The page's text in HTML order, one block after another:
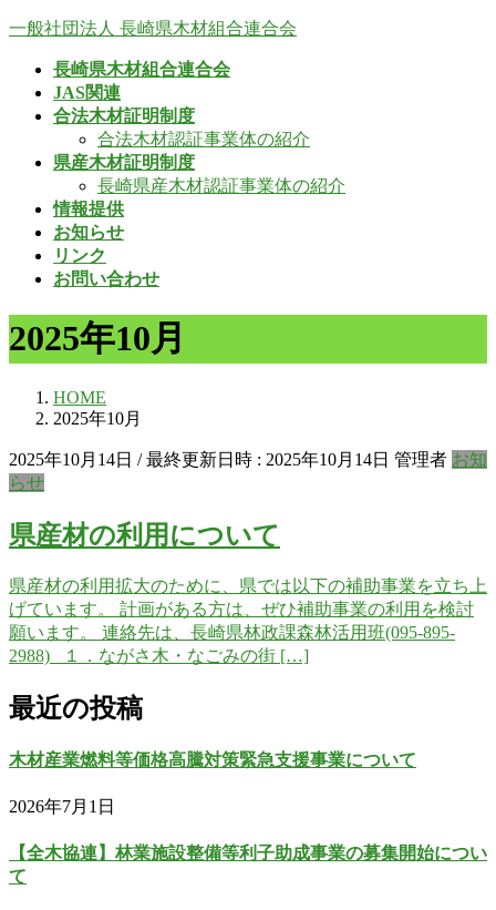
コ
ナ
一般社団法人 長崎県木材組合連合会
長崎県木材組合連合会
JAS関連
合法木材証明制度
合法木材認証事業体の紹介
県産木材証明制度
長崎県産木材認証事業体の紹介
情報提供
お知らせ
リンク
お問い合わせ
2025年10月
HOME
2025年10月
2025年10月14日 / 最終更新日時 : 2025年10月14日 管理者 お知
らせ
県産材の利用について
県産材の利用拡大のために、県では以下の補助事業を立ち上
げています。 計画がある方は、ぜひ補助事業の利用を検討
願います。 連絡先は、長崎県林政課森林活用班(095-895-
2988) １．ながさ木・なごみの街 […]
最近の投稿
木材産業燃料等価格高騰対策緊急支援事業について
2026年7月1日
【全木協連】林業施設整備等利子助成事業の募集開始につい
て